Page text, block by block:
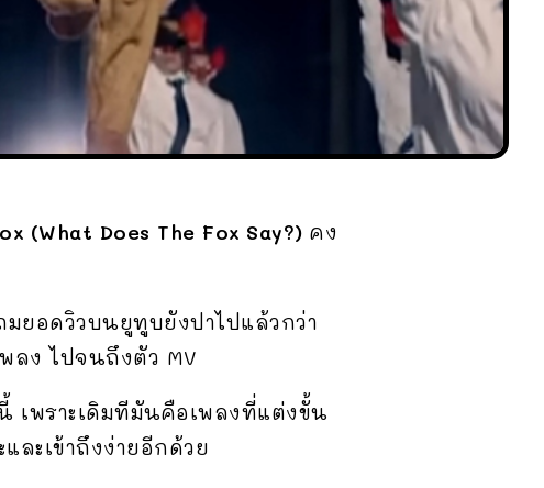
(What Does The Fox Say?) คง
มยอดวิวบนยูทูบยังปาไปแล้วกว่า
ลง ไปจนถึงตัว MV
เพราะเดิมทีมันคือเพลงที่แต่งขั้น
ละเข้าถึงง่ายอีกด้วย